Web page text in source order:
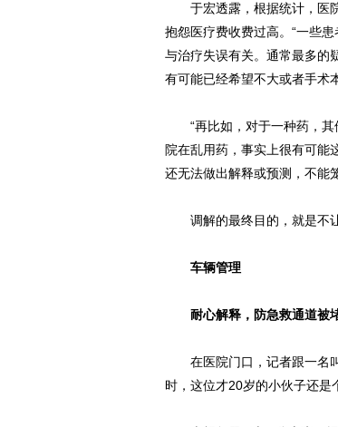
于宏透露，根据统计，医院
抱怨医疗费收费过高。“一些
与治疗失误有关。通常最多的
有可能已经希望不大或者手术
“再比如，对于一种药，其
院在乱用药，事实上很有可能
还无法做出解释或预测，不能
调解的最终目的，就是不让
车辆管理
耐心解释，防急救通道被
在医院门口，记者跟一名叫
时，这位才20岁的小伙子还是